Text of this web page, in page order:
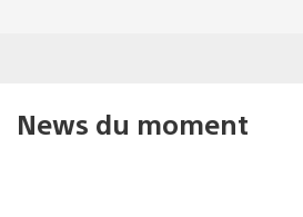
News du moment